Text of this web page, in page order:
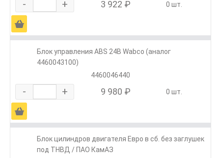
- + 3 922 ₽ 0 шт.
Ä
Блок управления ABS 24В Wabco (аналог
4460043100)
4460046440
- + 9 980 ₽ 0 шт.
Ä
Блок цилиндров двигателя Евро в сб. без заглушек
под ТНВД / ПАО КамАЗ